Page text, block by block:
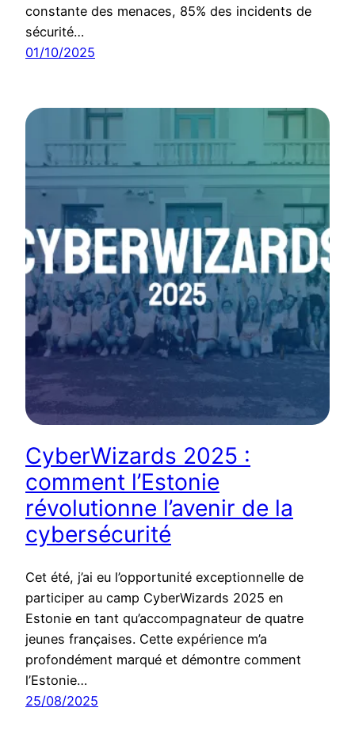
constante des menaces, 85% des incidents de
sécurité…
01/10/2025
CyberWizards 2025 :
comment l’Estonie
révolutionne l’avenir de la
cybersécurité
Cet été, j’ai eu l’opportunité exceptionnelle de
participer au camp CyberWizards 2025 en
Estonie en tant qu’accompagnateur de quatre
jeunes françaises. Cette expérience m’a
profondément marqué et démontre comment
l’Estonie…
25/08/2025